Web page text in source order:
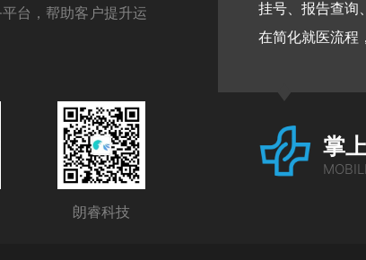
台，帮助客户提升运
朗睿科技
业服务。通过丰富的
现个人价值与职业
挂号、报告查询
在简化就医流程
掌